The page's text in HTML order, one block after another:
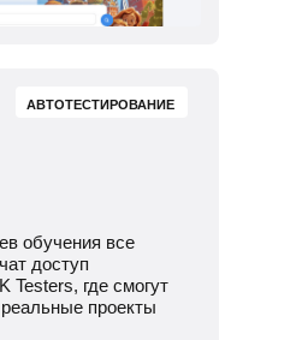
обучения все
доступ
Testers, где смогут
проекты
АВТОТЕСТИРОВАНИЕ